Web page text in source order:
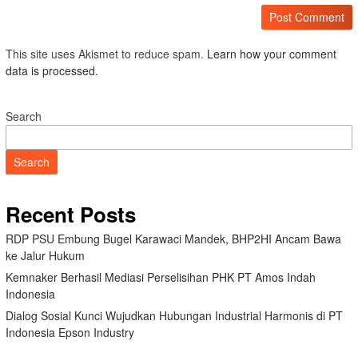
This site uses Akismet to reduce spam. Learn how your comment
data is processed.
Search
Search
Recent Posts
RDP PSU Embung Bugel Karawaci Mandek, BHP2HI Ancam Bawa
ke Jalur Hukum
Kemnaker Berhasil Mediasi Perselisihan PHK PT Amos Indah
Indonesia
Dialog Sosial Kunci Wujudkan Hubungan Industrial Harmonis di PT
Indonesia Epson Industry